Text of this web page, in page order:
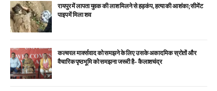
रायपुर में लापता युवक की लाश मिलने से हड़कंप, हत्या की आशंका; सीमेंट
पाइप में मिला शव
कल्चरल मार्क्सवाद को समझने के लिए उसके अकादमिक स्रोतों और
वैचारिक पृष्ठभूमि को समझना जरूरी है- कैलाशचंद्र